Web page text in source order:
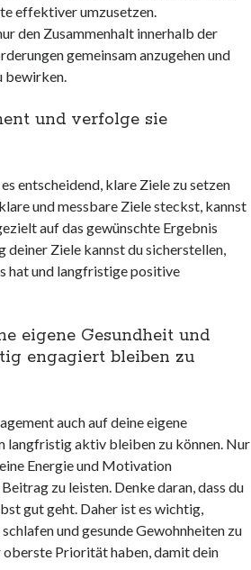
effektiver umzusetzen.
den Zusammenhalt innerhalb der
gemeinsam anzugehen und
bewirken.
und verfolge sie
entscheidend, klare Ziele zu setzen
und messbare Ziele steckst, kannst
auf das gewünschte Ergebnis
deiner Ziele kannst du sicherstellen,
hat und langfristige positive
eigene Gesundheit und
engagiert bleiben zu
auch auf deine eigene
langfristig aktiv bleiben zu können. Nur
Energie und Motivation
zu leisten. Denke daran, dass du
gut geht. Daher ist es wichtig,
und gesunde Gewohnheiten zu
oberste Priorität haben, damit dein